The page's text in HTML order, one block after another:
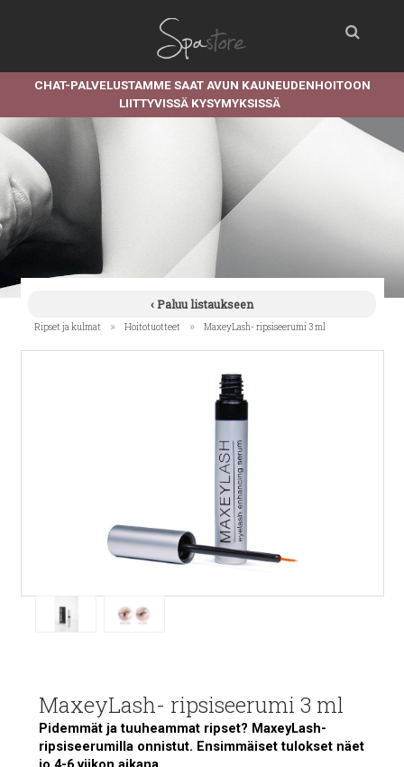
CHAT-PALVELUSTAMME SAAT AVUN KAUNEUDENHOITOON
LIITTYVISSÄ KYSYMYKSISSÄ
‹ Paluu listaukseen
Ripset ja kulmat » Hoitotuotteet » MaxeyLash- ripsiseerumi 3 ml
MaxeyLash- ripsiseerumi 3 ml
Pidemmät ja tuuheammat ripset? MaxeyLash-
ripsiseerumilla onnistut. Ensimmäiset tulokset näet